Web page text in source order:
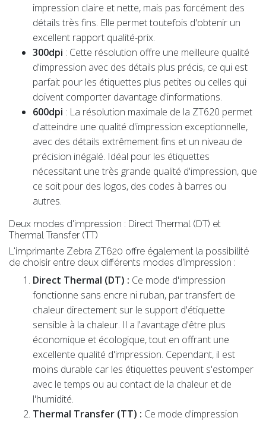
impression claire et nette, mais pas forcément des
détails très fins. Elle permet toutefois d'obtenir un
excellent rapport qualité-prix.
300dpi : Cette résolution offre une meilleure qualité
d'impression avec des détails plus précis, ce qui est
parfait pour les étiquettes plus petites ou celles qui
doivent comporter davantage d'informations.
600dpi : La résolution maximale de la ZT620 permet
d'atteindre une qualité d'impression exceptionnelle,
avec des détails extrêmement fins et un niveau de
précision inégalé. Idéal pour les étiquettes
nécessitant une très grande qualité d'impression, que
ce soit pour des logos, des codes à barres ou
autres.
Deux modes d'impression : Direct Thermal (DT) et
Thermal Transfer (TT)
L'imprimante Zebra ZT620 offre également la possibilité
de choisir entre deux différents modes d'impression :
Direct Thermal (DT) : Ce mode d'impression
fonctionne sans encre ni ruban, par transfert de
chaleur directement sur le support d'étiquette
sensible à la chaleur. Il a l'avantage d'être plus
économique et écologique, tout en offrant une
excellente qualité d'impression. Cependant, il est
moins durable car les étiquettes peuvent s'estomper
avec le temps ou au contact de la chaleur et de
l'humidité.
Thermal Transfer (TT) : Ce mode d'impression